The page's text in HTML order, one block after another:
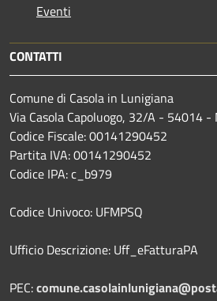
Eventi
CONTATTI
Comune di Casola in Lunigiana
Via Casola Capoluogo, 32/A - 54014 -
Codice Fiscale: 00141290452
Partita IVA: 00141290452
Codice IPA: c_b979
Codice Univoco: UFMPSQ
Ufficio Descrizione: Uff_eFatturaPA
PEC: